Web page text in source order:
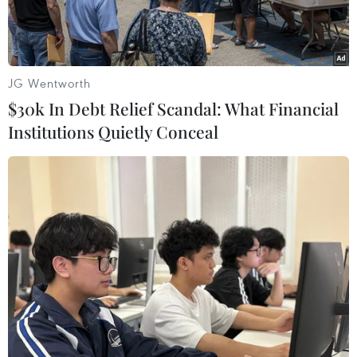
Trẻ em xếp hàng nhận thức ăn ở Mogadishu, Somalia. (Nguồn:
AFP/TTXVN)
Phó Tổng thư ký Liên hợp quốc phụ trách về vấn
đề nhân đạo và điều phối cứu trợ khẩn cấp
Mark Lowcock ngày 5/6 đã cảnh báo Somalia
JG Wentworth
$30k In Debt Relief Scandal: What Financial
Institutions Quietly Conceal